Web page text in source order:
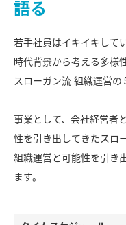
語る
若手社員はイキイキして
時代背景から考える多様
スローガン流 組織運営の
事業として、会社経営者
性を引き出してきたスロ
組織運営と可能性を引き
ます。